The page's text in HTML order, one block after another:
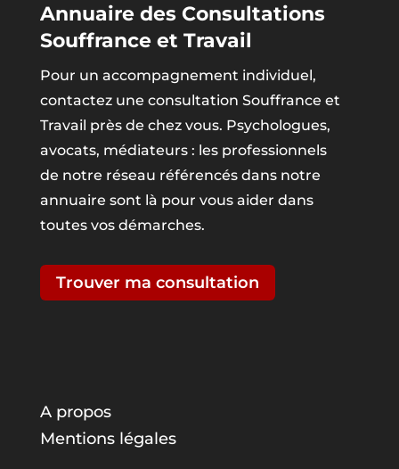
Annuaire des Consultations
Souffrance et Travail
Pour un accompagnement individuel,
contactez une consultation Souffrance et
Travail près de chez vous. Psychologues,
avocats, médiateurs : les professionnels
de notre réseau référencés dans notre
annuaire sont là pour vous aider dans
toutes vos démarches.
Trouver ma consultation
A propos
Mentions légales